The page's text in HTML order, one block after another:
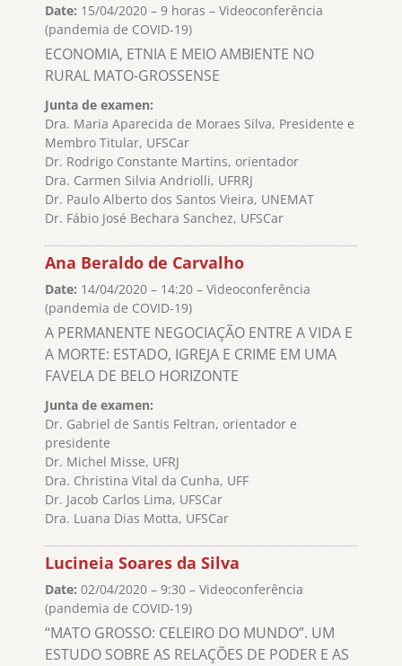
Date: 15/04/2020 – 9 horas – Videoconferência
(pandemia de COVID-19)
ECONOMIA, ETNIA E MEIO AMBIENTE NO
RURAL MATO-GROSSENSE
Junta de examen:
Dra. Maria Aparecida de Moraes Silva, Presidente e
Membro Titular, UFSCar
Dr. Rodrigo Constante Martins, orientador
Dra. Carmen Silvia Andriolli, UFRRJ
Dr. Paulo Alberto dos Santos Vieira, UNEMAT
Dr. Fábio José Bechara Sanchez, UFSCar
Ana Beraldo de Carvalho
Date: 14/04/2020 – 14:20 – Videoconferência
(pandemia de COVID-19)
A PERMANENTE NEGOCIAÇÃO ENTRE A VIDA E
A MORTE: ESTADO, IGREJA E CRIME EM UMA
FAVELA DE BELO HORIZONTE
Junta de examen:
Dr. Gabriel de Santis Feltran, orientador e
presidente
Dr. Michel Misse, UFRJ
Dra. Christina Vital da Cunha, UFF
Dr. Jacob Carlos Lima, UFSCar
Dra. Luana Dias Motta, UFSCar
Lucineia Soares da Silva
Date: 02/04/2020 – 9:30 – Videoconferência
(pandemia de COVID-19)
“MATO GROSSO: CELEIRO DO MUNDO”. UM
ESTUDO SOBRE AS RELAÇÕES DE PODER E AS